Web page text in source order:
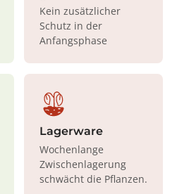
Kein zusätzlicher
Schutz in der
Anfangsphase
Lagerware
Wochenlange
Zwischenlagerung
schwächt die Pflanzen.